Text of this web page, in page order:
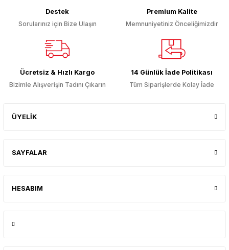
Destek
Sorularınız için Bize Ulaşın
Premium Kalite
Memnuniyetiniz Önceliğimizdir
Ücretsiz & Hızlı Kargo
Bizimle Alışverişin Tadını Çıkarın
14 Günlük İade Politikası
Tüm Siparişlerde Kolay İade
ÜYELİK
SAYFALAR
HESABIM